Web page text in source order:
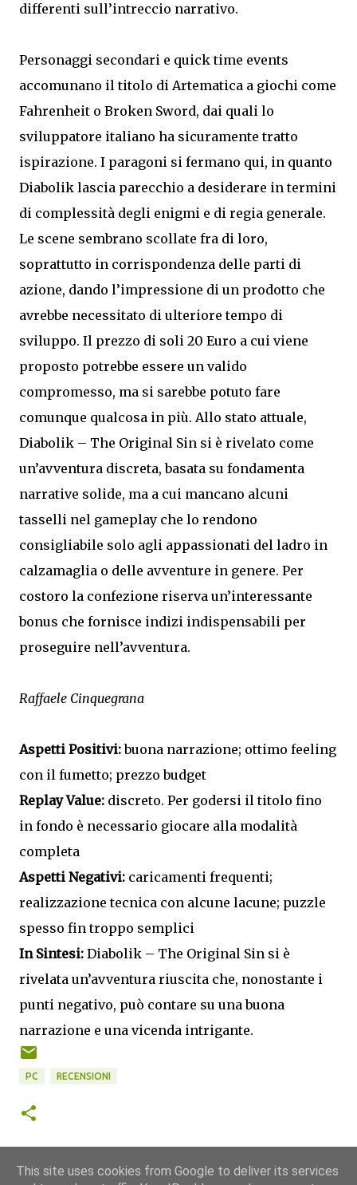
differenti sull’intreccio narrativo.
Personaggi secondari e quick time events
accomunano il titolo di Artematica a giochi come
Fahrenheit o Broken Sword, dai quali lo
sviluppatore italiano ha sicuramente tratto
ispirazione. I paragoni si fermano qui, in quanto
Diabolik lascia parecchio a desiderare in termini
di complessità degli enigmi e di regia generale.
Le scene sembrano scollate fra di loro,
soprattutto in corrispondenza delle parti di
azione, dando l’impressione di un prodotto che
avrebbe necessitato di ulteriore tempo di
sviluppo. Il prezzo di soli 20 Euro a cui viene
proposto potrebbe essere un valido
compromesso, ma si sarebbe potuto fare
comunque qualcosa in più. Allo stato attuale,
Diabolik – The Original Sin si è rivelato come
un’avventura discreta, basata su fondamenta
narrative solide, ma a cui mancano alcuni
tasselli nel gameplay che lo rendono
consigliabile solo agli appassionati del ladro in
calzamaglia o delle avventure in genere. Per
costoro la confezione riserva un’interessante
bonus che fornisce indizi indispensabili per
proseguire nell’avventura.
Raffaele Cinquegrana
Aspetti Positivi:buona narrazione; ottimo feeling
con il fumetto; prezzo budget
Replay Value: discreto. Per godersi il titolo fino
in fondo è necessario giocare alla modalità
completa
Aspetti Negativi: caricamenti frequenti;
realizzazione tecnica con alcune lacune; puzzle
spesso fin troppo semplici
In Sintesi: Diabolik – The Original Sin si è
rivelata un’avventura riuscita che, nonostante i
punti negativo, può contare su una buona
narrazione e una vicenda intrigante.
PC RECENSIONI
This site uses cookies from Google to deliver its services